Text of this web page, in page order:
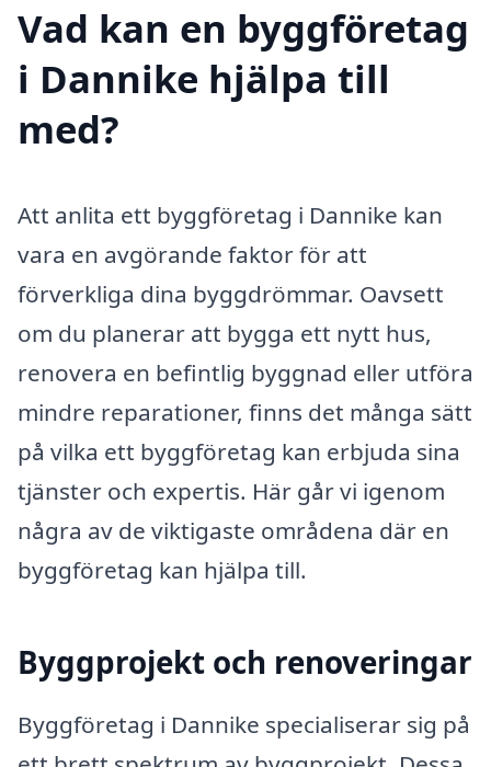
Vad kan en byggföretag
i Dannike hjälpa till
med?
Att anlita ett byggföretag i Dannike kan
vara en avgörande faktor för att
förverkliga dina byggdrömmar. Oavsett
om du planerar att bygga ett nytt hus,
renovera en befintlig byggnad eller utföra
mindre reparationer, finns det många sätt
på vilka ett byggföretag kan erbjuda sina
tjänster och expertis. Här går vi igenom
några av de viktigaste områdena där en
byggföretag kan hjälpa till.
Byggprojekt och renoveringar
Byggföretag i Dannike specialiserar sig på